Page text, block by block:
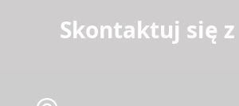
Skontaktuj się